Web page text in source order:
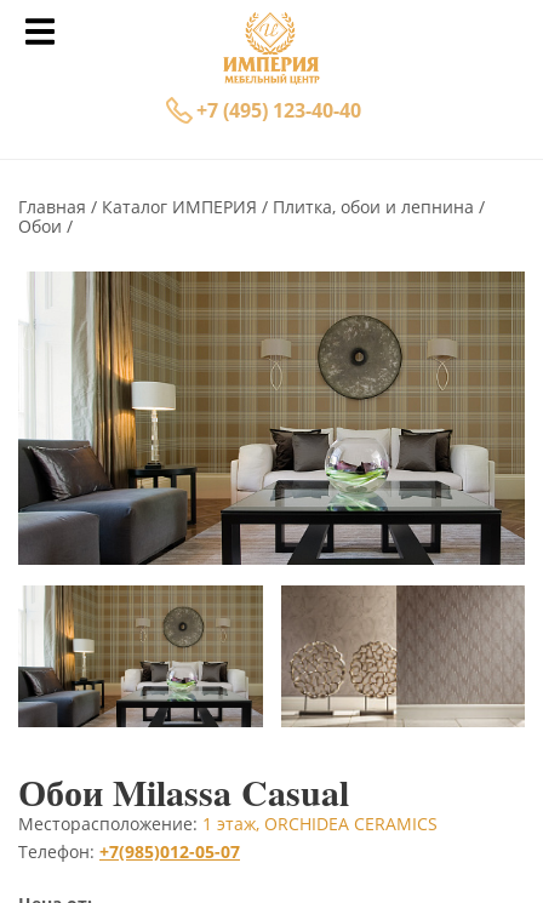
+7 (495) 123-40-40
Главная Каталог ИМПЕРИЯ
Плитка, обои и лепнина
Обои
Обои Milassa Casual
Месторасположение: 1 этаж, ORCHIDEA CERAMICS
Телефон: +7(985)012-05-07